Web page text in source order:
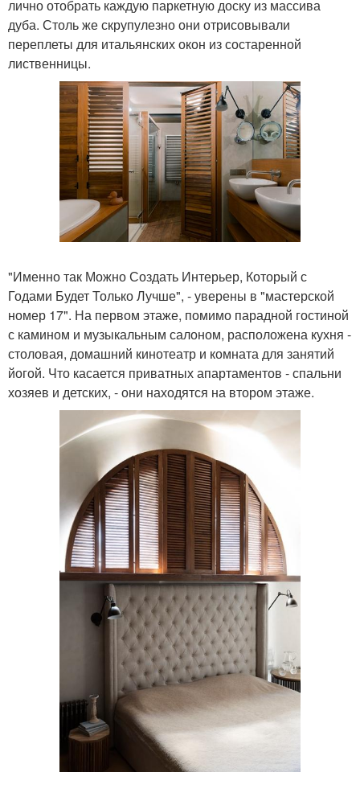
лично отобрать каждую паркетную доску из массива
дуба. Столь же скрупулезно они отрисовывали
переплеты для итальянских окон из состаренной
лиственницы.
"Именно так Можно Создать Интерьер, Который с
Годами Будет Только Лучше", - уверены в "мастерской
номер 17". На первом этаже, помимо парадной гостиной
с камином и музыкальным салоном, расположена кухня -
столовая, домашний кинотеатр и комната для занятий
йогой. Что касается приватных апартаментов - спальни
хозяев и детских, - они находятся на втором этаже.